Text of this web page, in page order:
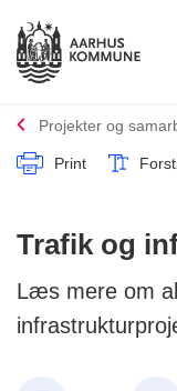
Projekter og
Print
Trafik og
Læs mere om